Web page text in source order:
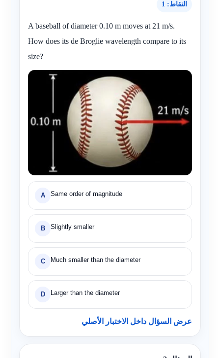
النقاط: 1
A baseball of diameter 0.10 m moves at 21 m/s.
How does its de Broglie wavelength compare to its
size?
A Same order of magnitude
B Slightly smaller
C Much smaller than the diameter
D Larger than the diameter
عرض السؤال داخل الاختبار الأصلي